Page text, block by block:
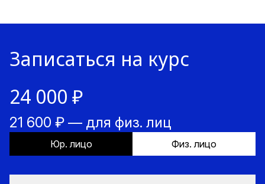
Записаться на курс
24 000 ₽
21 600 ₽ — для физ. лиц
Юр. лицо Физ. лицо